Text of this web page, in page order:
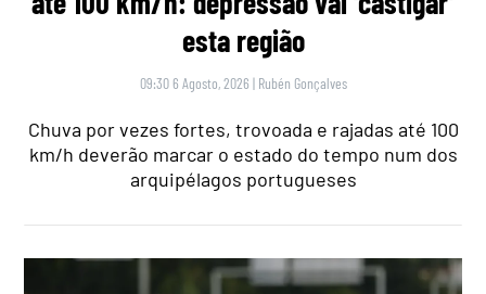
esta região
09:30 6 Agosto, 2026 | Rubén Gonçalves
Chuva por vezes fortes, trovoada e rajadas até 100
km/h deverão marcar o estado do tempo num dos
arquipélagos portugueses